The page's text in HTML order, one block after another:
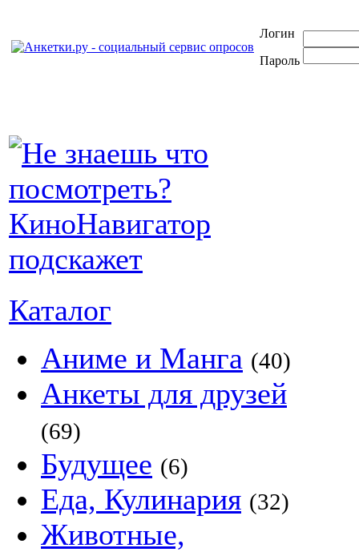
Логин
Пароль
Каталог
Аниме и Манга (40)
Анкеты для друзей
(69)
Будущее (6)
Еда, Кулинария (32)
Животные,